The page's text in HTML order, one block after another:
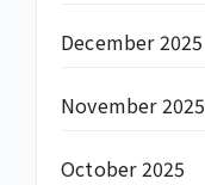
December 2025
November 2025
October 2025